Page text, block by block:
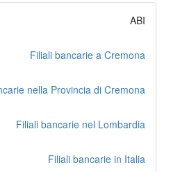
ABI
Filiali bancarie a Cremona
nella Provincia di Cremona
Filiali bancarie nel Lombardia
Filiali bancarie in Italia